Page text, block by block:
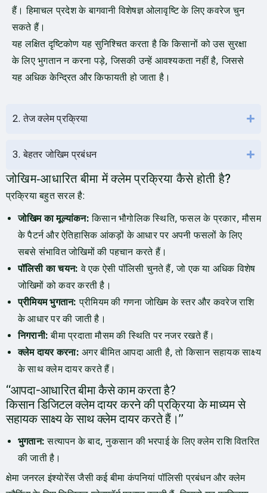
हैं। हिमाचल प्रदेश के बागवानी विशेषज्ञ ओलावृष्टि के लिए कवरेज चुन
सकते हैं।
यह लक्षित दृष्टिकोण यह सुनिश्चित करता है कि किसानों को उस सुरक्षा
के लिए भुगतान न करना पड़े, जिसकी उन्हें आवश्यकता नहीं है, जिससे
यह अधिक केन्द्रित और किफायती हो जाता है।
2. तेज क्लेम प्रक्रिया
3. बेहतर जोखिम प्रबंधन
जोखिम‑आधारित बीमा में क्लेम प्रक्रिया कैसे होती है?
प्रक्रिया बहुत सरल है:
जोखिम का मूल्यांकन: किसान भौगोलिक स्थिति, फसल के प्रकार, मौसम
के पैटर्न और ऐतिहासिक आंकड़ों के आधार पर अपनी फसलों के लिए
सबसे संभावित जोखिमों की पहचान करते हैं।
पॉलिसी का चयन: वे एक ऐसी पॉलिसी चुनते हैं, जो एक या अधिक विशेष
जोखिमों को कवर करती है।
प्रीमियम भुगतान: प्रीमियम की गणना जोखिम के स्तर और कवरेज राशि
के आधार पर की जाती है।
निगरानी: बीमा प्रदाता मौसम की स्थिति पर नजर रखते हैं।
क्लेम दायर करना: अगर बीमित आपदा आती है, तो किसान सहायक साक्ष्य
के साथ क्लेम दायर करते हैं।
“आपदा-आधारित बीमा कैसे काम करता है?
किसान डिजिटल क्लेम दायर करने की प्रक्रिया के माध्यम से
सहायक साक्ष्य के साथ क्लेम दायर करते हैं।”
भुगतान: सत्यापन के बाद, नुकसान की भरपाई के लिए क्लेम राशि वितरित
की जाती है।
क्षेमा जनरल इंश्योरेंस जैसी कई बीमा कंपनियां पॉलिसी प्रबंधन और क्लेम